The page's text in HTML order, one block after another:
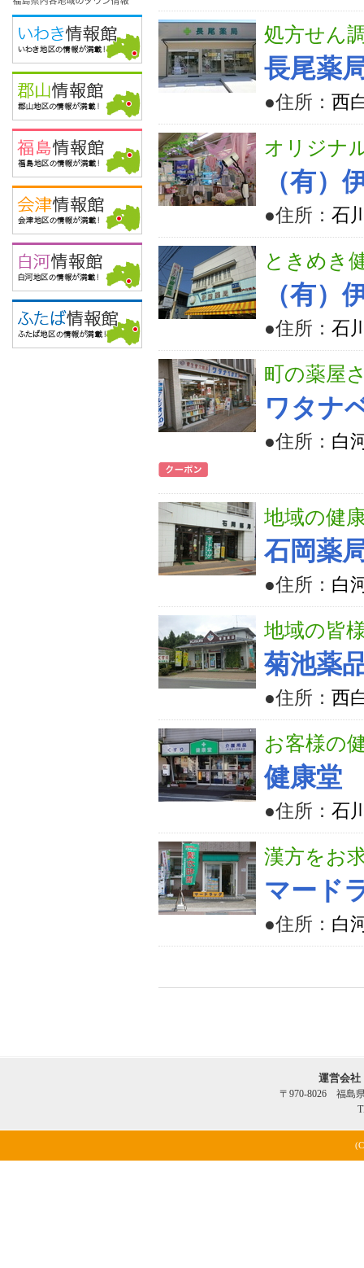
処方せん
長尾薬
●住所： 西
オリジナ
（有
●住所： 石
ときめき
（有）
●住所： 石
町の薬屋
ワタナ
●住所： 白
地域の健
石岡薬
●住所： 白
地域の皆
菊池薬
●住所： 西
お客様の
健康堂
●住所： 石
漢方をお
マード
●住所： 白
運営会
〒970-8026 福島